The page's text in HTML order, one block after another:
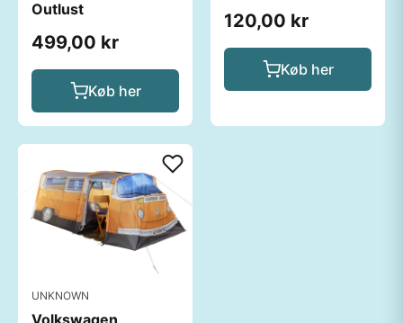
Outlust
499,00 kr
Køb her
120,00 kr
Køb her
UNKNOWN
Volkswagen